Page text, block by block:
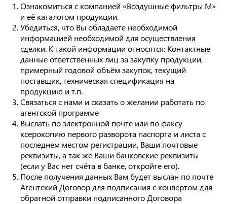
Ознакомиться с компанией «Воздушные фильтры М»
и её каталогом продукции.
Убедиться, что Вы обладаете необходимой
информацией необходимой для осуществления
сделки. К такой информации относятся: Контактные
данные ответственных лиц за закупку продукции,
примерный годовой объём закупок, текущий
поставщик, техническая спецификация на
продукцию и т.п.
Связаться с нами и сказать о желании работать по
агентской программе
Выслать по электронной почте или по факсу
ксерокопию первого разворота паспорта и листа с
последнем местом регистрации, Ваши почтовые
реквизиты, а так же Ваши банковские реквизиты
(если у Вас нет счёта в банке, откройте его).
После получения данных Вам будет выслан по почте
Агентский Договор для подписания с конвертом для
обратной отправки подписанного Договора